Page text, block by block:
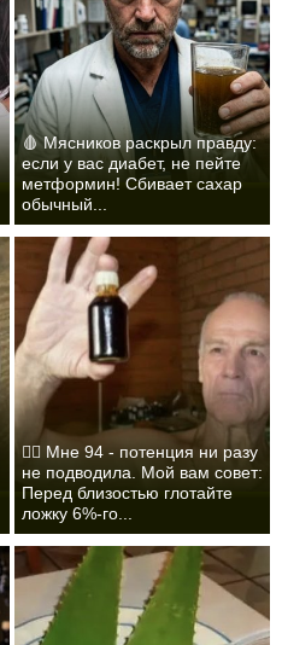
🩸 Мясников раскрыл правду:
если у вас диабет, не пейте
метформин! Сбивает сахар
обычный...
❤️‍🔥 Мне 94 - потенция ни разу
не подводила. Мой вам совет:
Перед близостью глотайте
ложку 6%-го...